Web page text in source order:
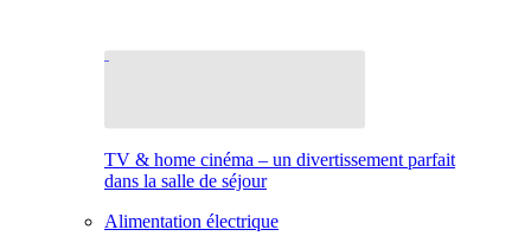
TV & home cinéma – un divertissement parfait
dans la salle de séjour
Alimentation électrique